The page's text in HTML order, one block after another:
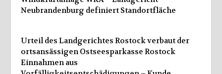
Neubrandenburg definiert Standortfläche
Urteil des Landgerichtes Rostock verbaut der
ortsansässigen Ostseesparkasse Rostock
Einnahmen aus